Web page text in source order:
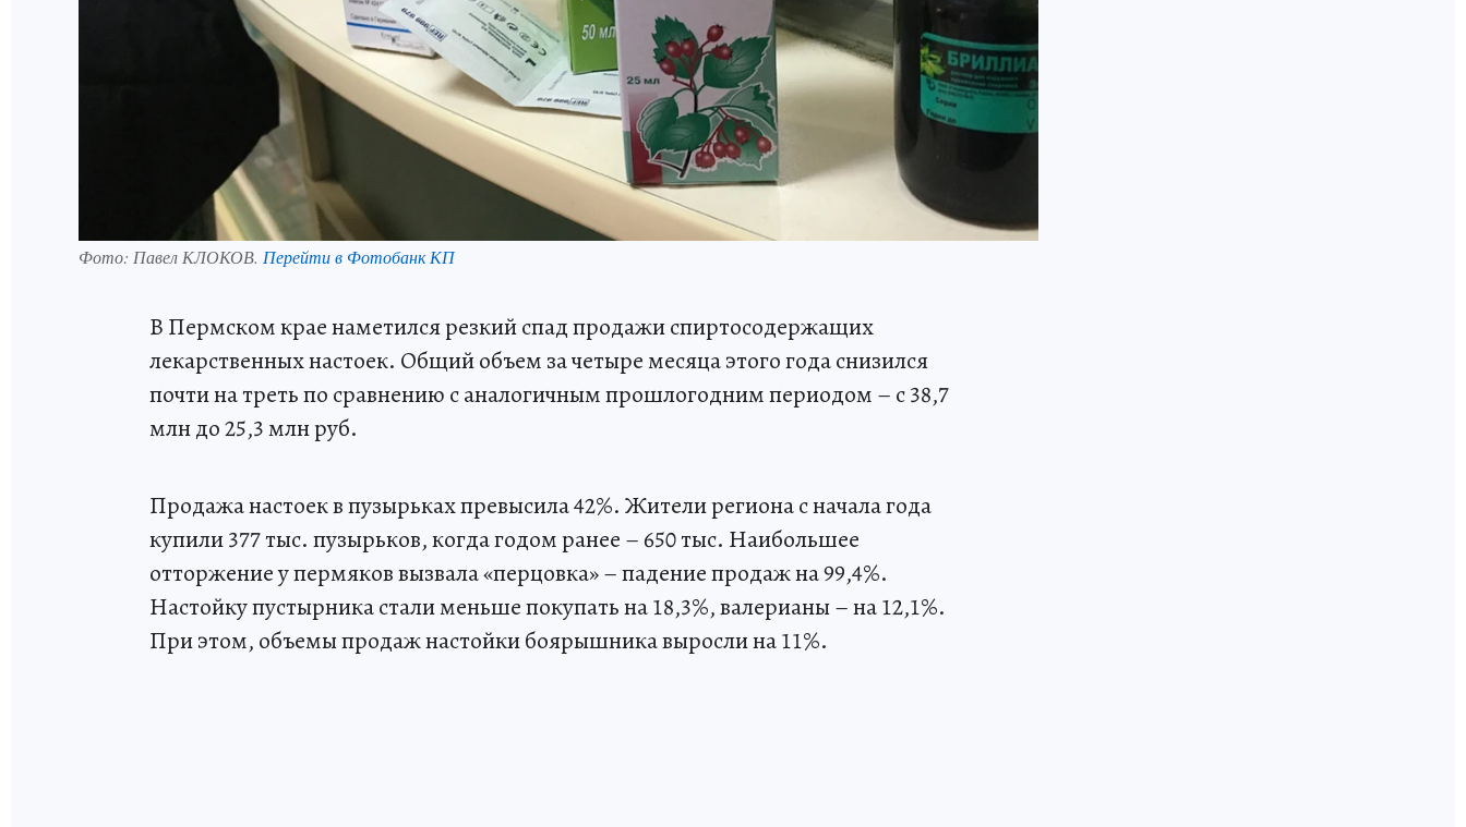
Фото: Павел КЛОКОВ. Перейти в Фотобанк КП
В Пермском крае наметился резкий спад продажи спиртосодержащих
лекарственных настоек. Общий объем за четыре месяца этого года снизился
почти на треть по сравнению с аналогичным прошлогодним периодом – с 38,7
млн до 25,3 млн руб.
Продажа настоек в пузырьках превысила 42%. Жители региона с начала года
купили 377 тыс. пузырьков, когда годом ранее – 650 тыс. Наибольшее
отторжение у пермяков вызвала «перцовка» – падение продаж на 99,4%.
Настойку пустырника стали меньше покупать на 18,3%, валерианы – на 12,1%.
При этом, объемы продаж настойки боярышника выросли на 11%.